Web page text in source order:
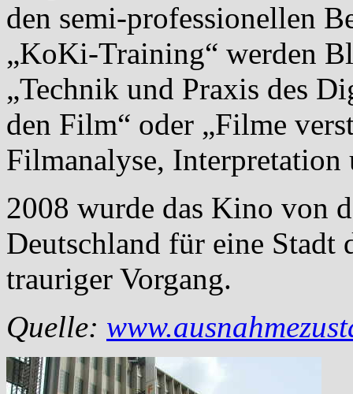
den semi-professionellen
„KoKi-Training“ werden
„Technik und Praxis des
den Film“ oder „Filme
Filmanalyse,
2008 wurde das Kino von
Deutschland für eine Stadt
trauriger Vorgang.
Quelle: